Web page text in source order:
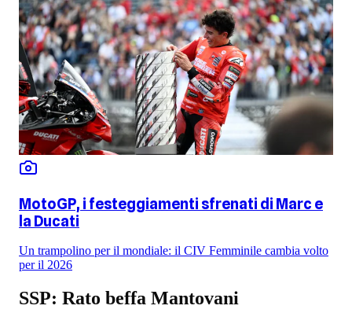
MotoGP, i festeggiamenti sfrenati di Marc e
la Ducati
Un trampolino per il mondiale: il CIV Femminile cambia volto
per il 2026
SSP: Rato beffa Mantovani